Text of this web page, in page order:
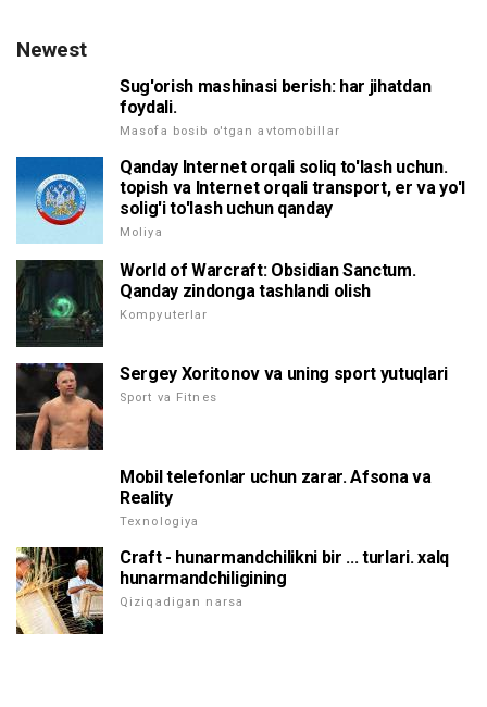
Newest
Sug'orish mashinasi berish: har jihatdan
foydali.
Masofa bosib o'tgan avtomobillar
Qanday Internet orqali soliq to'lash uchun.
topish va Internet orqali transport, er va yo'l
solig'i to'lash uchun qanday
Moliya
World of Warcraft: Obsidian Sanctum.
Qanday zindonga tashlandi olish
Kompyuterlar
Sergey Xoritonov va uning sport yutuqlari
Sport va Fitnes
Mobil telefonlar uchun zarar. Afsona va
Reality
Texnologiya
Craft - hunarmandchilikni bir ... turlari. xalq
hunarmandchiligining
Qiziqadigan narsa